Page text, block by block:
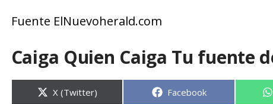
Fuente ElNuevoherald.com
Caiga Quien Caiga Tu fuente
Compartir
en
X (Twitter) Compartir
Facebook